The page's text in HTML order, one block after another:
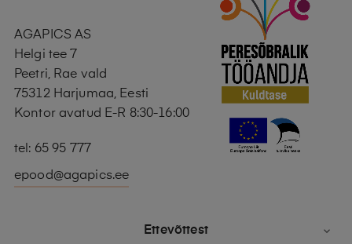
AGAPICS AS
Helgi tee 7
Peetri, Rae vald
75312 Harjumaa, Eesti
Kontor avatud E-R 8:30-16:00
tel: 65 95 777
epood@agapics.ee
Ettevõttest 